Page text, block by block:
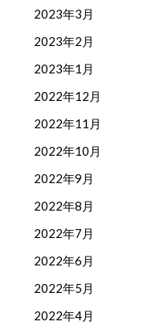
2023年3月
2023年2月
2023年1月
2022年12月
2022年11月
2022年10月
2022年9月
2022年8月
2022年7月
2022年6月
2022年5月
2022年4月